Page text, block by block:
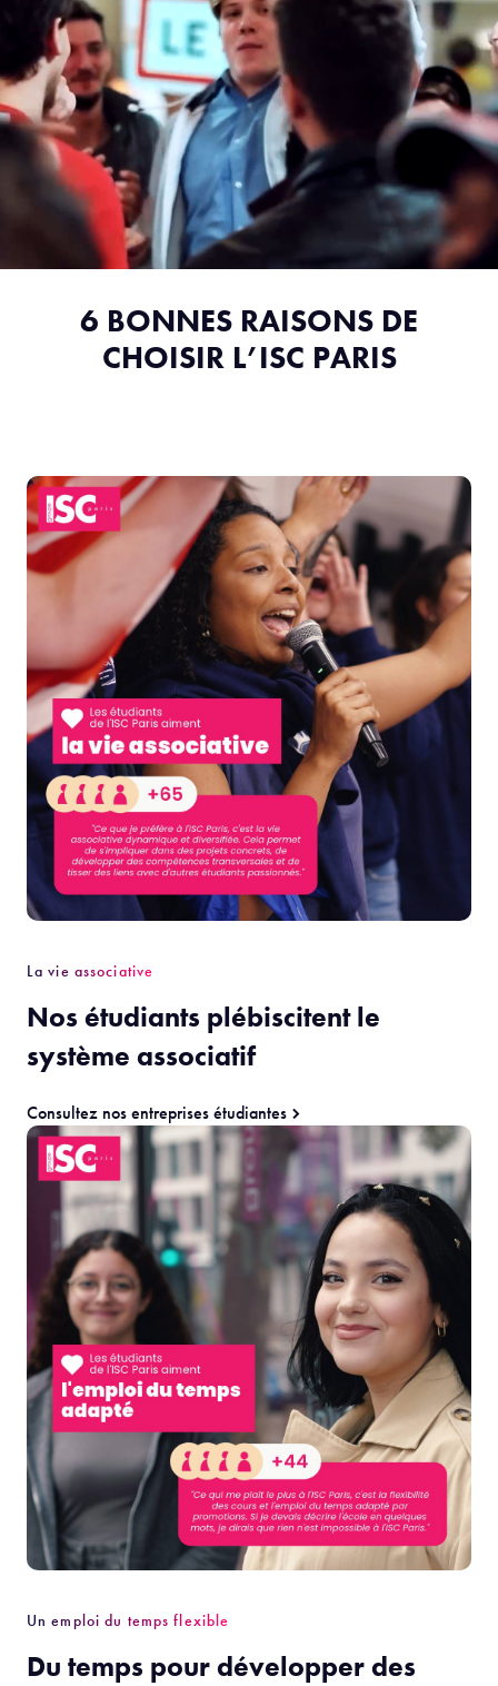
6 BONNES RAISONS DE
CHOISIR L’ISC PARIS
La vie associative
Nos étudiants plébiscitent le
système associatif
Consultez nos entreprises étudiantes
Un emploi du temps flexible
Du temps pour développer des